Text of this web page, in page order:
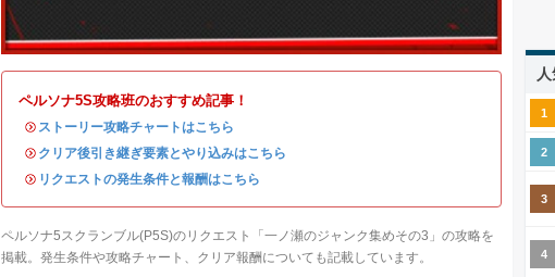
ペルソナ5S攻略班のおすすめ記事！
・ ストーリー攻略チャートはこちら
・ クリア後引き継ぎ要素とやり込みはこちら
・ リクエストの発生条件と報酬はこちら
ペルソナ5スクランブル(P5S)のリクエスト「一ノ瀬のジャンク集めその3」の攻略を
掲載。発生条件や攻略チャート、クリア報酬についても記載しています。